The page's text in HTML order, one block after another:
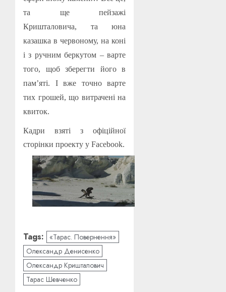
та ще пейзажі
Кришталовича, та юна
казашка в червоному, на коні
і з ручним беркутом – варте
того, щоб зберегти його в
пам’яті. І вже точно варте
тих грошей, що витрачені на
квиток.
Кадри взяті з офіційної
сторінки проекту у Facebook.
Tags: «Тарас. Повернення»
Олександр Денисенко
Олександр Кришталович
Тарас Шевченко